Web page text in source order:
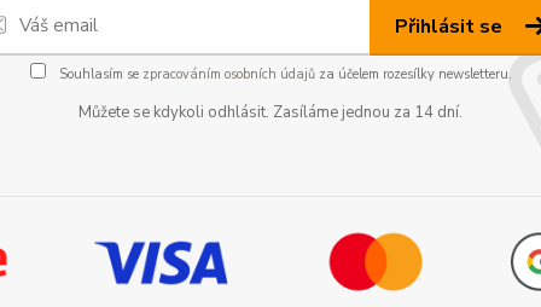
Přihlásit se
Souhlasím se zpracováním osobních údajůza účelem rozesílky newsletteru.
Můžete se kdykoli odhlásit. Zasíláme jednou za 14 dní.